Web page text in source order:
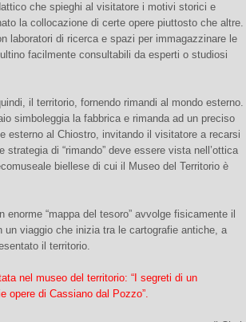
che spieghi al visitatore i motivi storici e
la collocazione di certe opere piuttosto che altre.
laboratori di ricerca e spazi per immagazzinare le
facilmente consultabili da esperti o studiosi
il territorio, fornendo rimandi al mondo esterno.
simboleggia la fabbrica e rimanda ad un preciso
esterno al Chiostro, invitando il visitatore a recarsi
di “rimando” deve essere vista nell’ottica
biellese di cui il Museo del Territorio è
enorme “mappa del tesoro” avvolge fisicamente il
viaggio che inizia tra le cartografie antiche, a
il territorio.
nel museo del territorio: “I segreti di un
opere di Cassiano dal Pozzo”.